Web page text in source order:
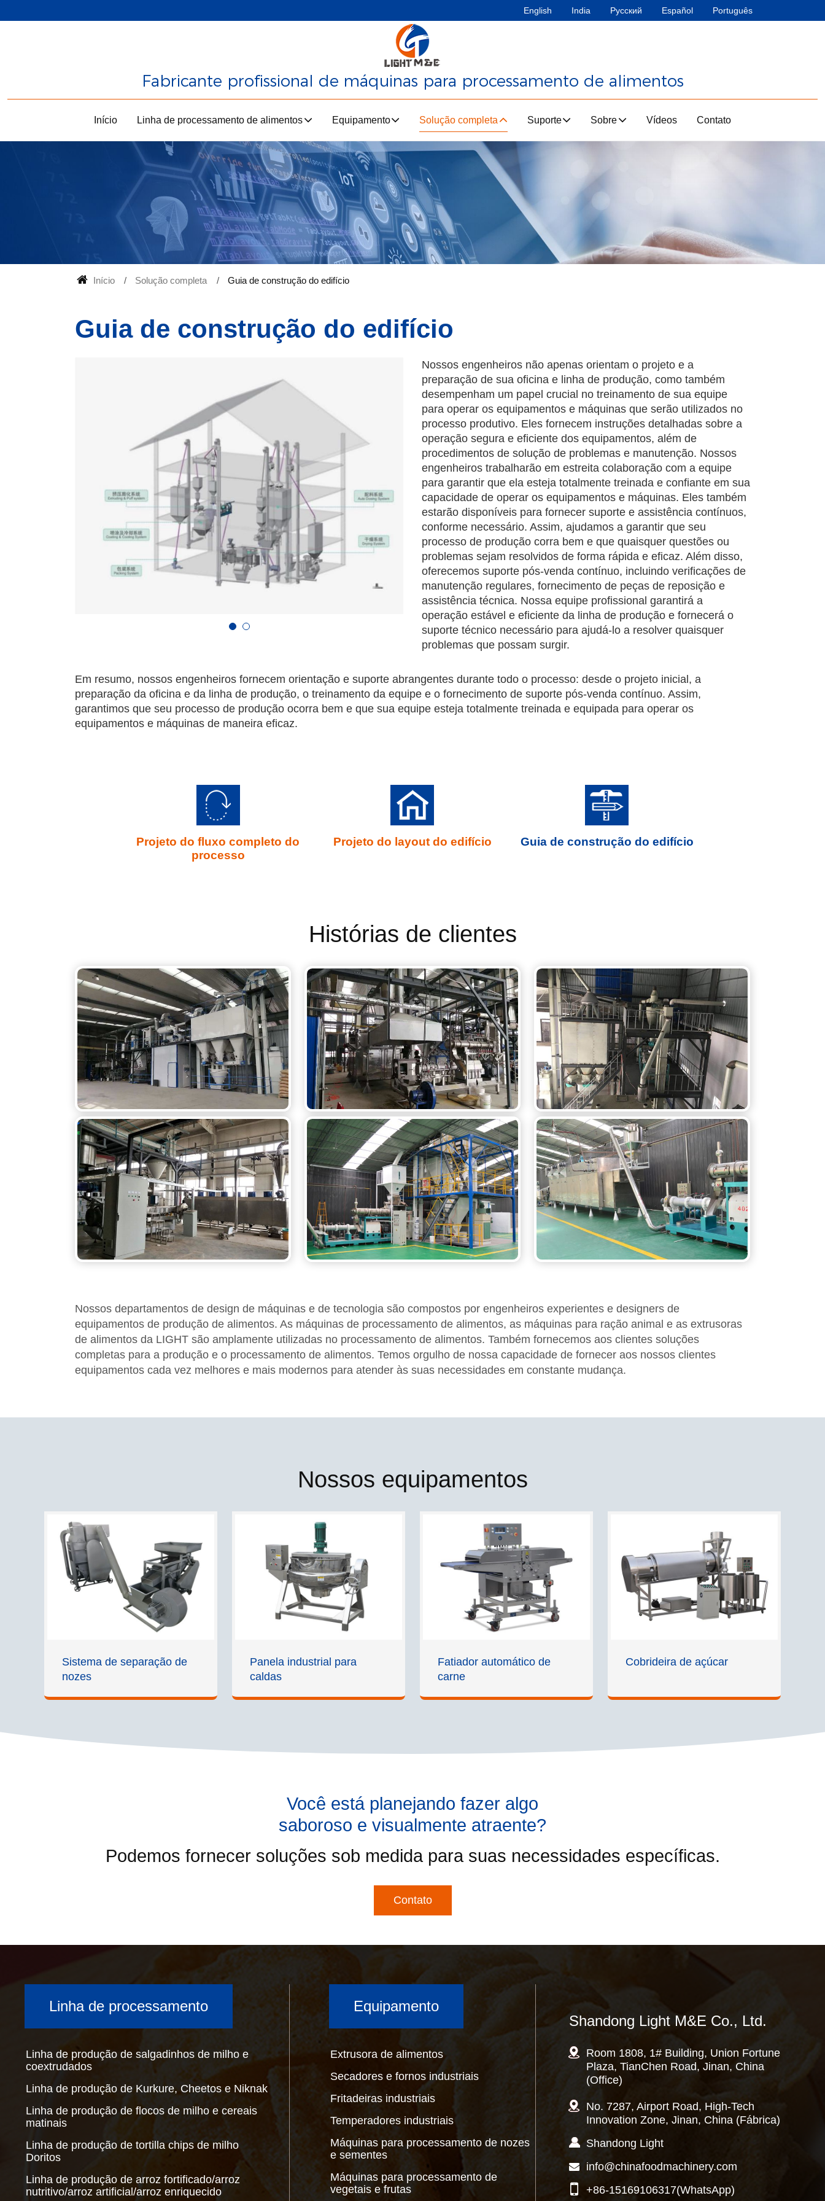
English India Русский Español Português
Fabricante profissional de máquinas para processamento de alimentos
Início Linha de processamento de alimentos Equipamento Solução completa Suporte Sobre Vídeos Contato
Início Solução completa Guia de construção do edifício
Guia de construção do edifício
Nossos engenheiros não apenas orientam o projeto e a
preparação de sua oficina e linha de produção, como também
desempenham um papel crucial no treinamento de sua equipe
para operar os equipamentos e máquinas que serão utilizados no
processo produtivo. Eles fornecem instruções detalhadas sobre a
operação segura e eficiente dos equipamentos, além de
procedimentos de solução de problemas e manutenção. Nossos
engenheiros trabalharão em estreita colaboração com a equipe
para garantir que ela esteja totalmente treinada e confiante em sua
capacidade de operar os equipamentos e máquinas. Eles também
estarão disponíveis para fornecer suporte e assistência contínuos,
conforme necessário. Assim, ajudamos a garantir que seu
processo de produção corra bem e que quaisquer questões ou
problemas sejam resolvidos de forma rápida e eficaz. Além disso,
oferecemos suporte pós-venda contínuo, incluindo verificações de
manutenção regulares, fornecimento de peças de reposição e
assistência técnica. Nossa equipe profissional garantirá a
operação estável e eficiente da linha de produção e fornecerá o
suporte técnico necessário para ajudá-lo a resolver quaisquer
problemas que possam surgir.
Em resumo, nossos engenheiros fornecem orientação e suporte abrangentes durante todo o processo: desde o projeto inicial, a
preparação da oficina e da linha de produção, o treinamento da equipe e o fornecimento de suporte pós-venda contínuo. Assim,
garantimos que seu processo de produção ocorra bem e que sua equipe esteja totalmente treinada e equipada para operar os
equipamentos e máquinas de maneira eficaz.
Projeto do fluxo completo do
processo
Projeto do layout do edifício Guia de construção do edifício
Histórias de clientes
Nossos departamentos de design de máquinas e de tecnologia são compostos por engenheiros experientes e designers de
equipamentos de produção de alimentos. As máquinas de processamento de alimentos, as máquinas para ração animal e as extrusoras
de alimentos da LIGHT são amplamente utilizadas no processamento de alimentos. Também fornecemos aos clientes soluções
completas para a produção e o processamento de alimentos. Temos orgulho de nossa capacidade de fornecer aos nossos clientes
equipamentos cada vez melhores e mais modernos para atender às suas necessidades em constante mudança.
Nossos equipamentos
Sistema de separação de
nozes
Panela industrial para
caldas
Fatiador automático de
carne
Cobrideira de açúcar
Você está planejando fazer algo
saboroso e visualmente atraente?
Podemos fornecer soluções sob medida para suas necessidades específicas.
Contato
Linha de processamento
Linha de produção de salgadinhos de milho e
coextrudados
Linha de produção de Kurkure, Cheetos e Niknak
Linha de produção de flocos de milho e cereais
matinais
Linha de produção de tortilla chips de milho
Doritos
Linha de produção de arroz fortificado/arroz
nutritivo/arroz artificial/arroz enriquecido
Equipamento
Extrusora de alimentos
Secadores e fornos industriais
Fritadeiras industriais
Temperadores industriais
Máquinas para processamento de nozes
e sementes
Máquinas para processamento de
vegetais e frutas
Shandong Light M&E Co., Ltd.
Room 1808, 1# Building, Union Fortune
Plaza, TianChen Road, Jinan, China
(Office)
No. 7287, Airport Road, High-Tech
Innovation Zone, Jinan, China (Fábrica)
Shandong Light
info@chinafoodmachinery.com
+86-15169106317(WhatsApp)